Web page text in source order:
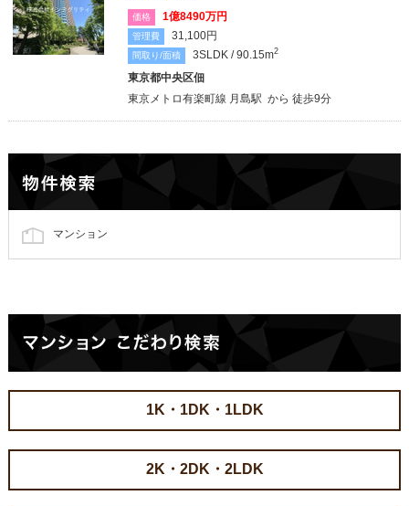
価格 1億8490万円
管理費 31,100円
間取り/面積 3SLDK / 90.15m2
東京都中央区佃
東京メトロ有楽町線 月島駅 から 徒歩9分
マンション
1K・1DK・1LDK
2K・2DK・2LDK